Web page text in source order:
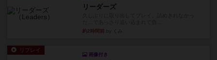
リーダーズ
約2時間前
リプレイ
画像付き